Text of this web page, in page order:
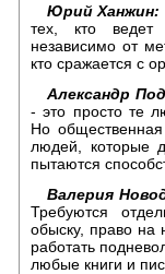
Юрий Ханжин:
тех, кто ведет
независимо от
кто сражается с
Александр
- это просто те
Но
людей, которые
пытаются
Валерия
Требуются
обыску, право на
работать
любые книги и